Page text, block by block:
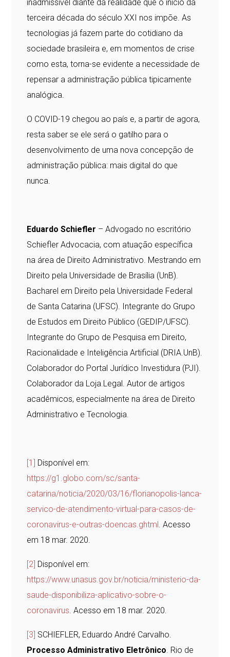
inadmissível diante da realidade que o início da
terceira década do século XXI nos impõe. As
tecnologias já fazem parte do cotidiano da
sociedade brasileira e, em momentos de crise
como esta, torna-se evidente a necessidade de
repensar a administração pública tipicamente
analógica.
O COVID-19 chegou ao país e, a partir de agora,
resta saber se ele será o gatilho para o
desenvolvimento de uma nova concepção de
administração pública: mais digital do que
nunca.
Eduardo Schiefler – Advogado no escritório
Schiefler Advocacia, com atuação específica
na área de Direito Administrativo. Mestrando em
Direito pela Universidade de Brasília (UnB).
Bacharel em Direito pela Universidade Federal
de Santa Catarina (UFSC). Integrante do Grupo
de Estudos em Direito Público (GEDIP/UFSC).
Integrante do Grupo de Pesquisa em Direito,
Racionalidade e Inteligência Artificial (DRIA.UnB).
Colaborador do Portal Jurídico Investidura (PJI).
Colaborador da Loja.Legal. Autor de artigos
acadêmicos, especialmente na área de Direito
Administrativo e Tecnologia.
[1]
Disponível em:
https://g1.globo.com/sc/santa-
catarina/noticia/2020/03/16/florianopolis-lanca-
servico-de-atendimento-virtual-para-casos-de-
coronavirus-e-outras-doencas.ghtml . Acesso
em 18 mar. 2020.
[2] Disponível em:
https://www.unasus.gov.br/noticia/ministerio-da-
saude-disponibiliza-aplicativo-sobre-o-
coronavirus. Acesso em 18 mar. 2020.
[3] SCHIEFLER, Eduardo André Carvalho.
Processo Administrativo Eletrônico. Rio de